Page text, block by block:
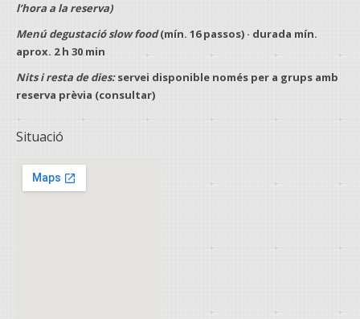
l’hora a la reserva)
Menú degustació slow food(mín. 16 passos) · durada mín.
aprox. 2 h 30 min
Nits i resta de dies:servei disponible només per a grups amb
reserva prèvia (consultar)
Situació